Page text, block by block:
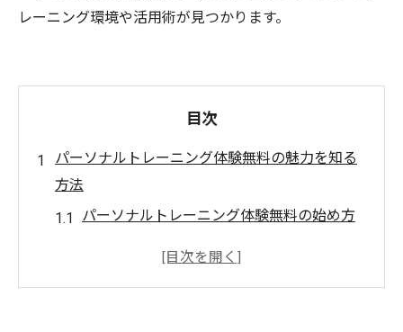
レーニング環境や活用術が見つかります。
目次
パーソナルトレーニング体験無料の魅力を知る
方法
パーソナルトレーニング体験無料の始め方